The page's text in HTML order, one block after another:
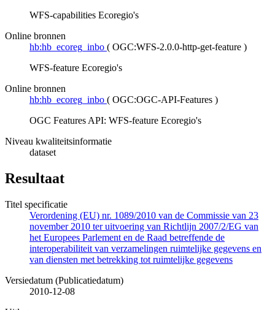
WFS-capabilities Ecoregio's
Online bronnen
hb:hb_ecoreg_inbo ( OGC:WFS-2.0.0-http-get-feature )
WFS-feature Ecoregio's
Online bronnen
hb:hb_ecoreg_inbo ( OGC:OGC-API-Features )
OGC Features API: WFS-feature Ecoregio's
Niveau kwaliteitsinformatie
dataset
Resultaat
Titel specificatie
Verordening (EU) nr. 1089/2010 van de Commissie van 23
november 2010 ter uitvoering van Richtlijn 2007/2/EG van
het Europees Parlement en de Raad betreffende de
interoperabiliteit van verzamelingen ruimtelijke gegevens en
van diensten met betrekking tot ruimtelijke gegevens
Versiedatum (Publicatiedatum)
2010-12-08